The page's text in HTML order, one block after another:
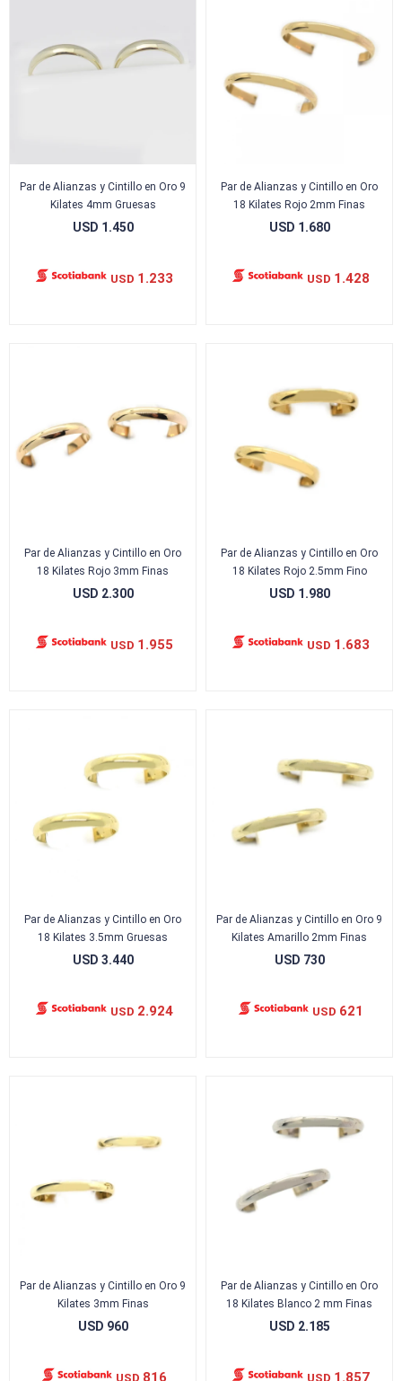
Par de Alianzas y Cintillo en Oro 9
Kilates 4mm Gruesas
USD 1.450
USD 1.233
Par de Alianzas y Cintillo en Oro
18 Kilates Rojo 2mm Finas
USD 1.680
USD 1.428
Par de Alianzas y Cintillo en Oro
18 Kilates Rojo 3mm Finas
USD 2.300
USD 1.955
Par de Alianzas y Cintillo en Oro
18 Kilates Rojo 2.5mm Fino
USD 1.980
USD 1.683
Par de Alianzas y Cintillo en Oro
18 Kilates 3.5mm Gruesas
USD 3.440
USD 2.924
Par de Alianzas y Cintillo en Oro 9
Kilates Amarillo 2mm Finas
USD 730
USD 621
Par de Alianzas y Cintillo en Oro 9
Kilates 3mm Finas
USD 960
USD 816
Par de Alianzas y Cintillo en Oro
18 Kilates Blanco 2 mm Finas
USD 2.185
USD 1.857